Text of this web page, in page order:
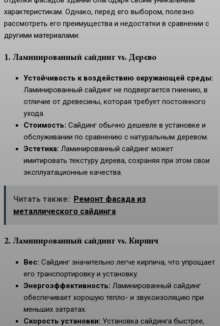
характеристикам. Однако, перед его выбором, полезно
рассмотреть его преимущества и недостатки в сравнении с
другими материалами:
1. Ламинированный сайдинг vs. Дерево
Устойчивость к воздействию окружающей среды:
Ламинированный сайдинг не подвергается гниению, в
отличие от древесины, которая требует постоянного
ухода.
Стоимость: Сайдинг обычно дешевле в установке и
обслуживании по сравнению с натуральным деревом.
Эстетика: Ламинированный сайдинг может
имитировать текстуру дерева, сохраняя при этом свои
эксплуатационные качества.
Читать также:
Ремонт фасада из
металлического сайдинга
2. Ламинированный сайдинг vs. Кирпич
Вес: Сайдинг значительно легче кирпича, что упрощает
его транспортировку и установку.
Энергоэффективность: Ламинированный сайдинг
обеспечивает хорошую тепло- и звукоизоляцию при
меньших затратах.
Скорость установки: Установка сайдинга быстрее,